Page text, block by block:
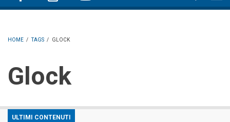
HOME / TAGS / GLOCK
Glock
ULTIMI CONTENUTI